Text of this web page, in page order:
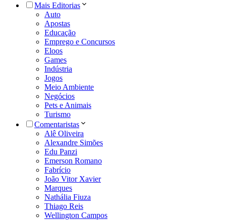
Mais Editorias
Auto
Apostas
Educação
Emprego e Concursos
Eloos
Games
Indústria
Jogos
Meio Ambiente
Negócios
Pets e Animais
Turismo
Comentaristas
Alê Oliveira
Alexandre Simões
Edu Panzi
Emerson Romano
Fabrício
João Vitor Xavier
Marques
Nathália Fiuza
Thiago Reis
Wellington Campos